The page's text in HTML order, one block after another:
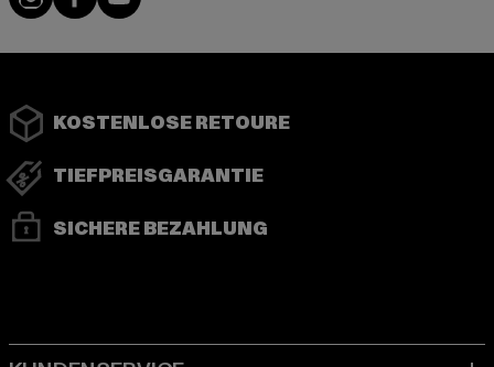
KOSTENLOSE RETOURE
TIEFPREISGARANTIE
SICHERE BEZAHLUNG